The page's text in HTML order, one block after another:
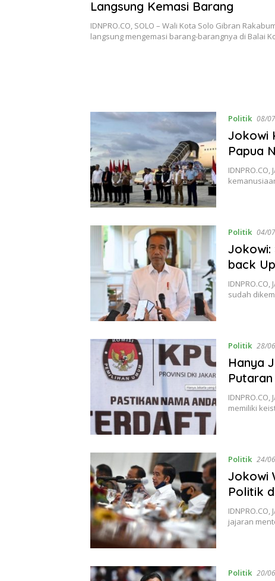
Langsung Kemasi Barang
IDNPRO.CO, SOLO – Wali Kota Solo Gibran
langsung mengemasi barang-barangnya di Balai
Politik 08/
Jokowi
Papua
Politik 04/
Jokowi:
back Up
sudah
Politik 28/
Hanya
Putaran
memiliki
Politik 24/
Jokowi
Politik
jajaran
Politik 20/